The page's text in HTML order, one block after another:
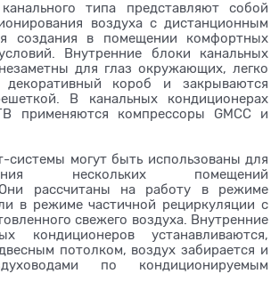
типа представляют собой
воздуха с дистанционным
создания в помещении комфортных
Внутренние блоки канальных
для глаз окружающих, легко
короб и закрываются
В канальных кондиционерах
применяются компрессоры GMCC и
системы могут быть использованы для
нескольких помещений
рассчитаны на работу в режиме
в режиме частичной рециркуляции с
свежего воздуха. Внутренние
кондиционеров устанавливаются,
потолком, воздух забирается и
по кондиционируемым